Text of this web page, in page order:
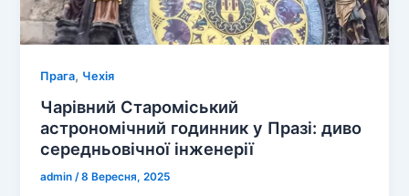
Прага, Чехія
Чарівний Староміський
астрономічний годинник у Празі: диво
середньовічної інженерії
admin/8 Вересня, 2025